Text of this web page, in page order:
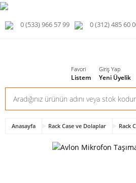
0 (533) 966 57 99 0 (312) 485 60
Favori
Listem
Giriş Yap
Yeni Üyelik
Anasayfa Rack Case ve Dolaplar Rack